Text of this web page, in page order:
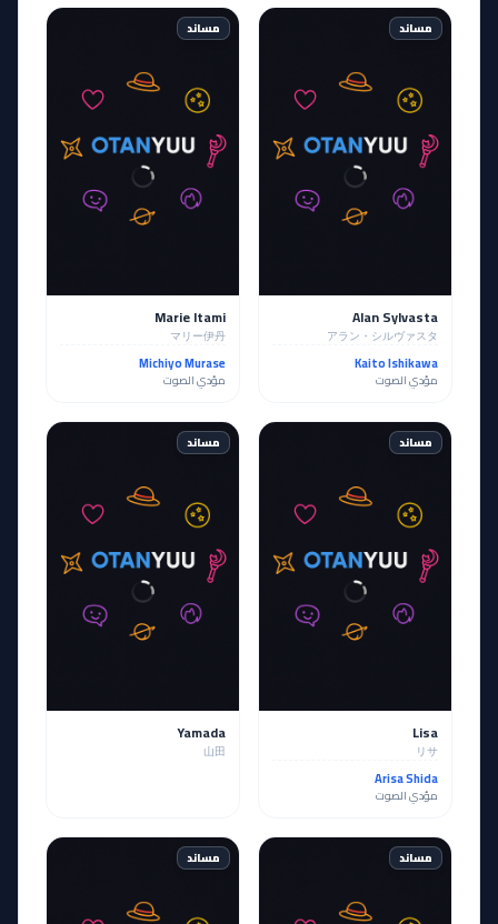
مساند
Alan Sylvasta
アラン・シルヴァスタ
Kaito Ishikawa
مؤدي الصوت
مساند
Marie Itami
マリー伊丹
Michiyo Murase
مؤدي الصوت
مساند
Lisa
リサ
Arisa Shida
مؤدي الصوت
مساند
Yamada
山田
مساند مساند